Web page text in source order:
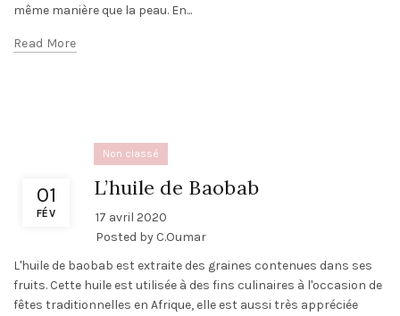
même manière que la peau. En...
Read More
01
FÉV
Non classé
L’huile de Baobab
17 avril 2020
Posted by C.Oumar
L'huile de baobab est extraite des graines contenues dans ses
fruits. Cette huile est utilisée à des fins culinaires à l'occasion de
fêtes traditionnelles en Afrique, elle est aussi très appréciée